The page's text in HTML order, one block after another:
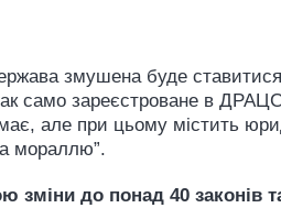
змушена буде
само зареєстроване в
але при цьому містить
мораллю”.
до понад 40 законів